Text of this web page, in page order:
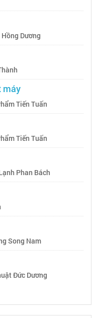
Dương
máy
Tiến Tuấn
Tiến Tuấn
Phan Bách
Song Nam
Đức Dương